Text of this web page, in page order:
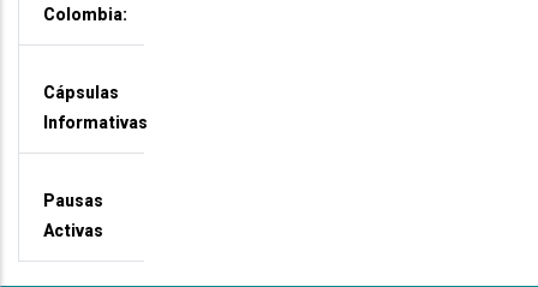
Colombia:
Cápsulas
Informativas
Pausas
Activas